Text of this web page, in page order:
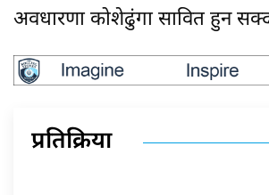
अवधारणा कोशेढुंगा सावित हुन
प्रतिक्रिया